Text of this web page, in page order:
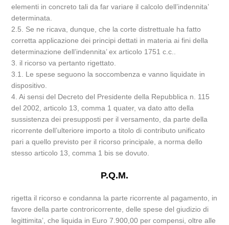
elementi in concreto tali da far variare il calcolo dell’indennita’
determinata.
2.5. Se ne ricava, dunque, che la corte distrettuale ha fatto
corretta applicazione dei principi dettati in materia ai fini della
determinazione dell’indennita’ ex articolo 1751 c.c..
3. il ricorso va pertanto rigettato.
3.1. Le spese seguono la soccombenza e vanno liquidate in
dispositivo.
4. Ai sensi del Decreto del Presidente della Repubblica n. 115
del 2002, articolo 13, comma 1 quater, va dato atto della
sussistenza dei presupposti per il versamento, da parte della
ricorrente dell’ulteriore importo a titolo di contributo unificato
pari a quello previsto per il ricorso principale, a norma dello
stesso articolo 13, comma 1 bis se dovuto.
P.Q.M.
rigetta il ricorso e condanna la parte ricorrente al pagamento, in
favore della parte controricorrente, delle spese del giudizio di
legittimita’, che liquida in Euro 7.900,00 per compensi, oltre alle